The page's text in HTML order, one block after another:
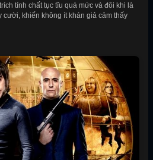
tính chất tục tĩu quá mức và đôi khi là
cười, khiến không ít khán giả cảm thấy